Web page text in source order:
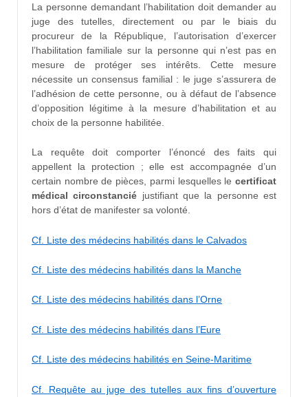
La personne demandant l’habilitation doit demander au
juge des tutelles, directement ou par le biais du
procureur de la République, l’autorisation d’exercer
l’habilitation familiale sur la personne qui n’est pas en
mesure de protéger ses intérêts. Cette mesure
nécessite un consensus familial : le juge s’assurera de
l’adhésion de cette personne, ou à défaut de l’absence
d’opposition légitime à la mesure d’habilitation et au
choix de la personne habilitée.
La requête doit comporter l’énoncé des faits qui
appellent la protection ; elle est accompagnée d’un
certain nombre de pièces, parmi lesquelles le certificat
médical circonstancié justifiant que la personne est
hors d’état de manifester sa volonté.
Cf. Liste des médecins habilités dans le Calvados
Cf. Liste des médecins habilités dans la Manche
Cf. Liste des médecins habilités dans l’Orne
Cf. Liste des médecins habilités dans l’Eure
Cf. Liste des médecins habilités en Seine-Maritime
Cf. Requête au juge des tutelles aux fins d’ouverture